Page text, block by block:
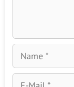
Name